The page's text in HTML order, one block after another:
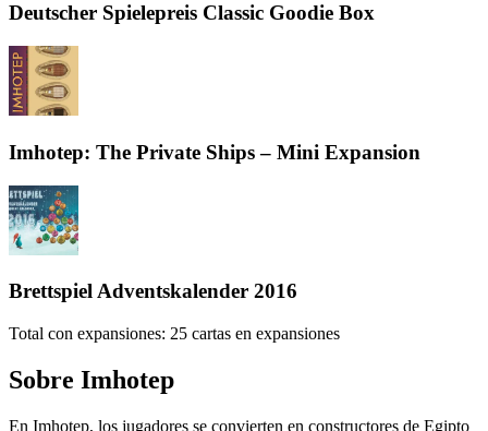
Deutscher Spielepreis Classic Goodie Box
Imhotep: The Private Ships – Mini Expansion
Brettspiel Adventskalender 2016
Total con expansiones: 25 cartas en expansiones
Sobre Imhotep
En Imhotep, los jugadores se convierten en constructores de Egipto